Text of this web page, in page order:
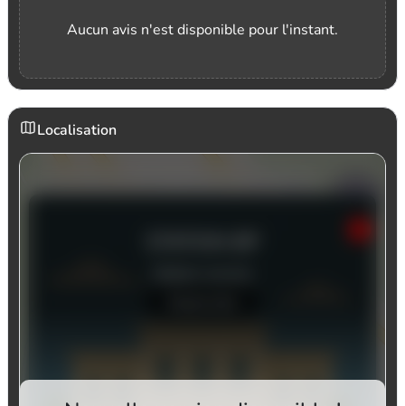
Aucun avis n'est disponible pour l'instant.
Localisation